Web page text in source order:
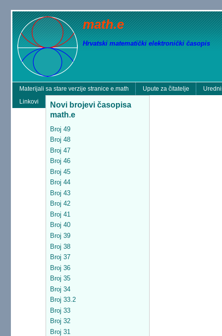
math.e
Hrvatski matematički elektronički časopis
Materijali sa stare verzije stranice e.math Upute za čitatelje
Linkovi
Novi brojevi časopisa
math.e
Broj 49
Broj 48
Broj 47
Broj 46
Broj 45
Broj 44
Broj 43
Broj 42
Broj 41
Broj 40
Broj 39
Broj 38
Broj 37
Broj 36
Broj 35
Broj 34
Broj 33.2
Broj 33
Broj 32
Broj 31